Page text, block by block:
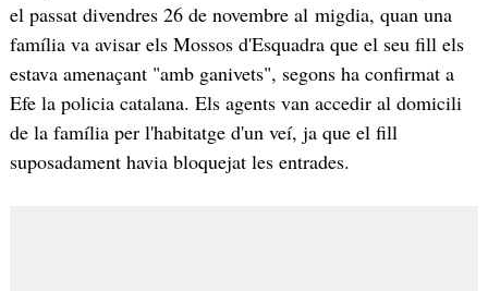
el passat divendres 26 de novembre al migdia, quan una
família va avisar els Mossos d'Esquadra que el seu fill els
estava amenaçant "amb ganivets", segons ha confirmat a
Efe la policia catalana. Els agents van accedir al domicili
de la família per l'habitatge d'un veí, ja que el fill
suposadament havia bloquejat les entrades.